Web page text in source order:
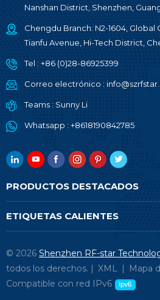
Nanshan District, Shenzhen,
Chengdu Branch: N2-1604, Global
Tianfu Avenue, Hi-Tech District,
Tel : +86 (0)28-86925399
Correo electrónico :
Teams : Sunny Li
Whatsapp : +8618190842785
PRODUCTOS DESTACADOS
ETIQUETAS CALIENTES
© 2026 Shenzhen RF-star
todos los derechos. | XML | Mapa
Compatible con red IPv6